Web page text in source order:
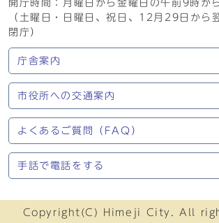
開庁時間：月曜日から金曜日の午前9時か
（土曜日・日曜日、祝日、12月29日から
閉庁）
庁舎案内
市役所への交通案内
よくあるご質問（FAQ）
手話で電話をする
Copyright(C) Himeji City. All